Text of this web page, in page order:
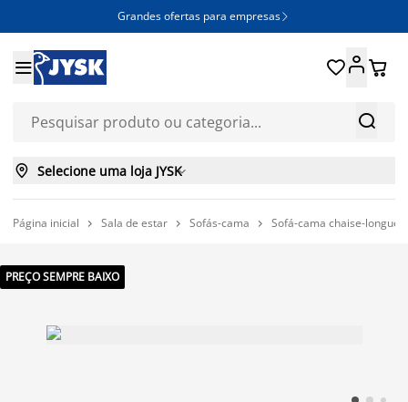
Grandes ofertas para empresas 


 
 Selecione uma loja JYSK
Página inicial  Sala de estar  Sofás-cama  Sofá-cama chaise-longue
PREÇO SEMPRE BAIXO